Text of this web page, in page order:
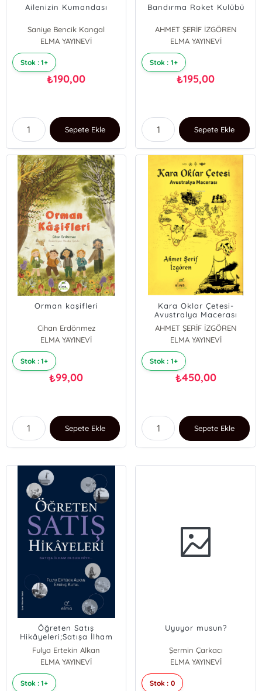
Ailenizin Kumandası
Saniye Bencik Kangal
ELMA YAYINEVİ
Stok : 1+
₺190,00
Sepete Ekle
Bandırma Roket Kulübü
AHMET ŞERİF İZGÖREN
ELMA YAYINEVİ
Stok : 1+
₺195,00
Sepete Ekle
Orman kaşifleri
Cihan Erdönmez
ELMA YAYINEVİ
Stok : 1+
₺99,00
Sepete Ekle
Kara Oklar Çetesi-
Avustralya Macerası
AHMET ŞERİF İZGÖREN
ELMA YAYINEVİ
Stok : 1+
₺450,00
Sepete Ekle
Öğreten Satış
Hikâyeleri;Satışa İlham
Olsun Diye
Fulya Ertekin Alkan
Erdinç Kutal
ELMA YAYINEVİ
Stok : 1+
Uyuyor musun?
Şermin Çarkacı
ELMA YAYINEVİ
Stok : 0